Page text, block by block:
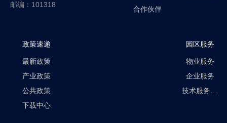
邮编：101318
合作伙伴
政策速递
最新政策
产业政策
公共政策
下载中心
园区服务
物业服务
企业服务
技术服务平台